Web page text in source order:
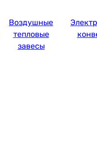
Воздушные
тепловые
завесы